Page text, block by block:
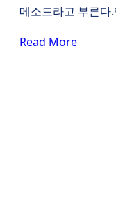
메소드라고 부른
Read More